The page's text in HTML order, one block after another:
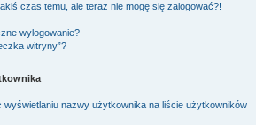
czas temu, ale teraz nie mogę się zalogować?!
wylogowanie?
witryny”?
wyświetlaniu nazwy użytkownika na liście użytkowników